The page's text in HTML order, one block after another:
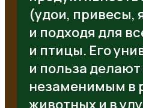
(удои, привесы,
и подходя для
и птицы. Его
и польза делают
незаменимым в
животных и в